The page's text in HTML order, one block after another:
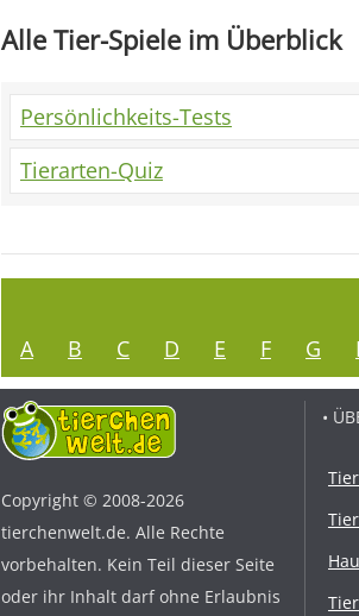
Alle Tier-Spiele im Überblick
Persönlichkeits-Tests
Tierarten-Quiz
A B C D E F G
Copyright © 2008-2026
tierchenwelt.de. Alle Rechte
vorbehalten. Kein Teil dieser Seite
oder ihr Inhalt darf ohne Erlaubnis
•